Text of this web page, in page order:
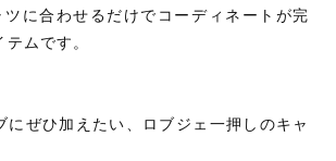
に合わせるだけでコーディネートが完
ムです。
にぜひ加えたい、ロブジェ一押しのキャ